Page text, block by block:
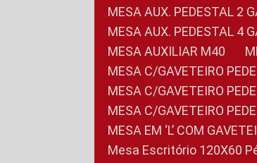
MESA AUX. PEDESTAL 2
MESA AUX. PEDESTAL 4
MESA AUXILIAR M40
MESA C/GAVETEIRO
MESA C/GAVETEIRO
MESA C/GAVETEIRO
MESA EM ‘L’ COM
Mesa Escritório 120X60